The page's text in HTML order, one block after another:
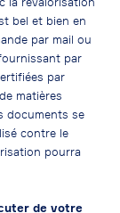
bel et bien en
par mail ou
par
par
matières
documents se
contre le
pourra
de votre